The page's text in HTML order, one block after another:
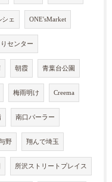
ェ ONE'sMarket
センター
朝霞 青葉台公園
梅雨明け Creema
南口パーラー
野 翔んで埼玉
所沢ストリートプレイス